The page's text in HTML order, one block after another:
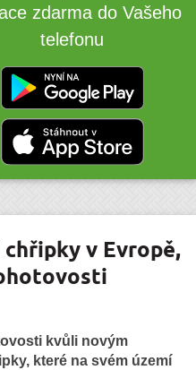
zdarma do Vašeho
telefonu
v Evropě,
kvůli novým
které na svém území